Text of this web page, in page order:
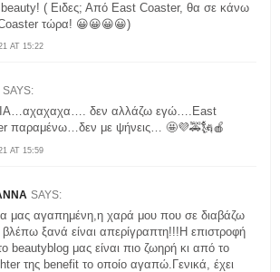
AT 15:22
( Ειδες; Από East Coaster, θα σε κάνω
τώρα! 😀😀😀😀)
SAYS:
AT 15:59
δεν αλλάζω εγώ….East
παραμένω…δεν με ψήνεις… 🤩💜🚕🗽🍎
SAYS:
μας αγαπημένη,η χαρά μου που σε διαβάζω
βλέπω ξανά είναι απερίγραπτη!!!Η επιστροφή
beautyblog μας είναι πιο ζωηρή κι από το
της benefit το οποίο αγαπώ.Γενικά, έχει